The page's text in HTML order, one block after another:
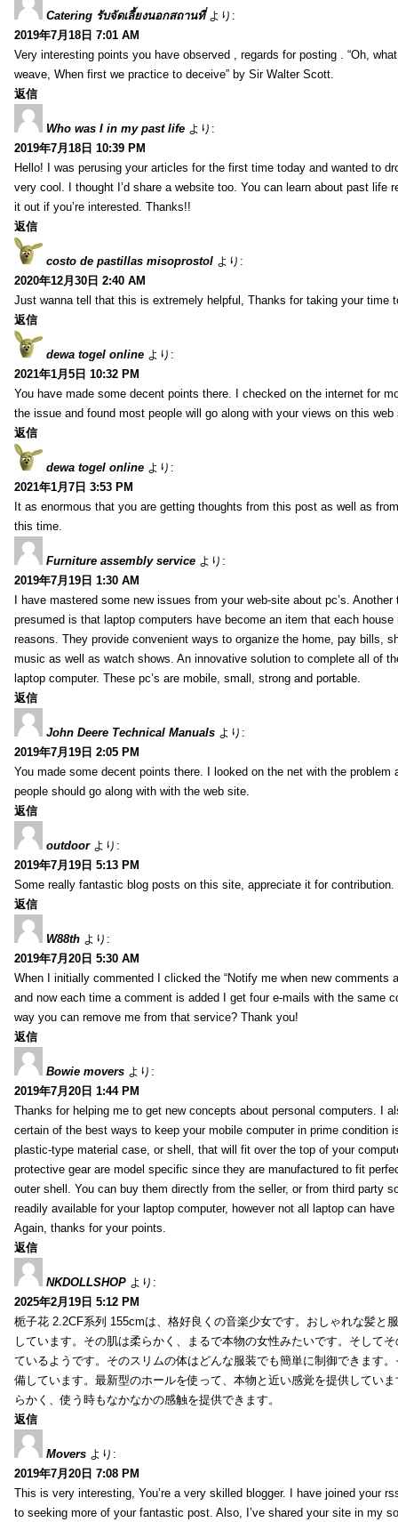
Catering รับจัดเลี้ยงนอกสถานที่ より:
2019年7月18日 7:01 AM
Very interesting points you have observed , regards for posting . “Oh,
weave, When first we practice to deceive” by Sir Walter Scott.
返信
Who was I in my past life より:
2019年7月18日 10:39 PM
Hello! I was perusing your articles for the first time today and wanted to
very cool. I thought I’d share a website too. You can learn about past life
it out if you’re interested. Thanks!!
返信
costo de pastillas misoprostol より:
2020年12月30日 2:40 AM
Just wanna tell that this is extremely helpful, Thanks for taking your time
返信
dewa togel online より:
2021年1月5日 10:32 PM
You have made some decent points there. I checked on the internet for
the issue and found most people will go along with your views on this web
返信
dewa togel online より:
2021年1月7日 3:53 PM
It as enormous that you are getting thoughts from this post as well as
this time.
Furniture assembly service より:
2019年7月19日 1:30 AM
I have mastered some new issues from your web-site about pc’s. Another
presumed is that laptop computers have become an item that each
reasons. They provide convenient ways to organize the home, pay bills,
music as well as watch shows. An innovative solution to complete all of
laptop computer. These pc’s are mobile, small, strong and portable.
返信
John Deere Technical Manuals より:
2019年7月19日 2:05 PM
You made some decent points there. I looked on the net with the problem
people should go along with with the web site.
返信
outdoor より:
2019年7月19日 5:13 PM
Some really fantastic blog posts on this site, appreciate it for contribution.
返信
W88th より:
2019年7月20日 5:30 AM
When I initially commented I clicked the “Notify me when new comments
and now each time a comment is added I get four e-mails with the same
way you can remove me from that service? Thank you!
返信
Bowie movers より:
2019年7月20日 1:44 PM
Thanks for helping me to get new concepts about personal computers. I
certain of the best ways to keep your mobile computer in prime condition
plastic-type material case, or shell, that will fit over the top of your
protective gear are model specific since they are manufactured to fit
outer shell. You can buy them directly from the seller, or from third party
readily available for your laptop computer, however not all laptop can
Again, thanks for your points.
返信
NKDOLLSHOP より:
2025年2月19日 5:12 PM
栀子花 2.2CF系列 155cmは、格好良くの音楽少女です。おしゃれな髪と
しています。その肌は柔らかく、まるで本物の女性みたいです。そして
ているようです。そのスリムの体はどんな服装でも簡単に制御できます
備しています。最新型のホールを使って、本物と近い感覚を提供してい
らかく、使う時もなかなかの感触を提供できます。
返信
Movers より:
2019年7月20日 7:08 PM
This is very interesting, You’re a very skilled blogger. I have joined your
to seeking more of your fantastic post. Also, I’ve shared your site in my